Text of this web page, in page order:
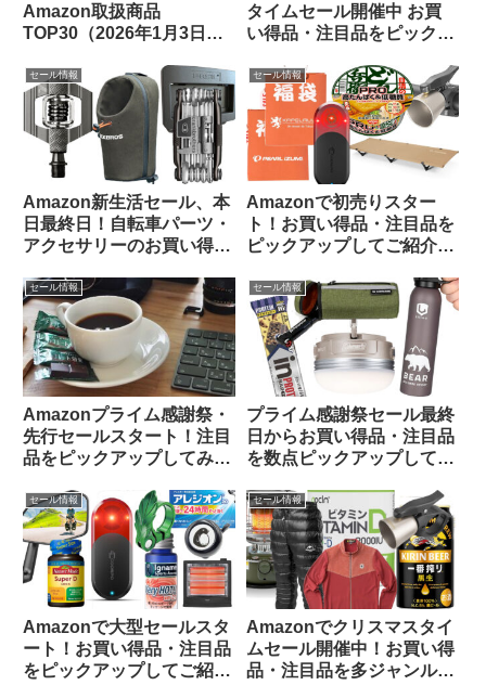
Amazon取扱商品
TOP30（2026年1月3日
タイムセール開催中 お買
い得品・注目品をピックア
で】
セール情報
Amazon新生活セール、本
日最終日！自転車パーツ・
アクセサリーのお買い得品
します
セール情報
Amazonで初売りスター
ト！お買い得品・注目品を
ピックアップしてご紹介し
セール情報
Amazonプライム感謝祭・
先行セールスタート！注目
品をピックアップしてみま
セール情報
プライム感謝祭セール最終
日からお買い得品・注目品
を数点ピックアップしてみ
セール情報
Amazonで大型セールスタ
ート！お買い得品・注目品
をピックアップしてご紹介
セール情報
Amazonでクリスマスタイ
ムセール開催中！お買い得
品・注目品を多ジャンルか